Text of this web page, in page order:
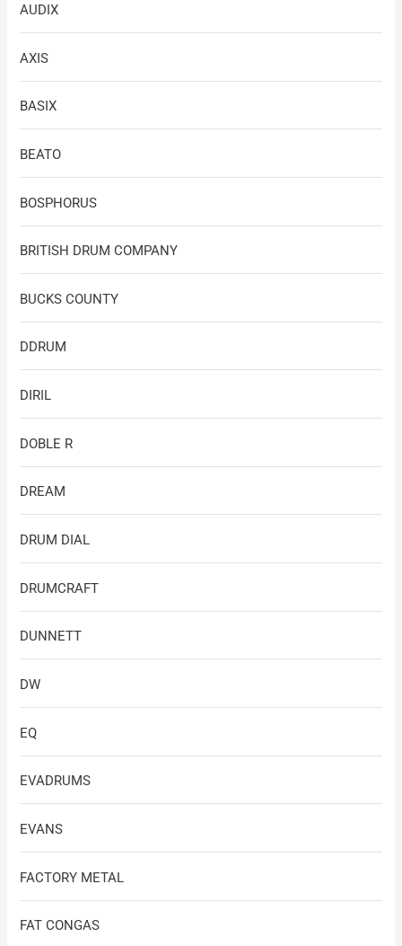
AUDIX
AXIS
BASIX
BEATO
BOSPHORUS
BRITISH DRUM COMPANY
BUCKS COUNTY
DDRUM
DIRIL
DOBLE R
DREAM
DRUM DIAL
DRUMCRAFT
DUNNETT
DW
EQ
EVADRUMS
EVANS
FACTORY METAL
FAT CONGAS